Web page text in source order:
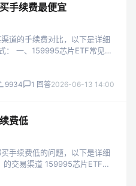
手续费最便宜
道的手续费对比，以下是详细
： 一、159995芯片ETF常见购
续费差异较大，以下是主流渠
9934 1 回答2026-06-13 14:00
费低
手续费低的问题，以下是详细
交易渠道 159995芯片ETF是
数基金，只能通过证券公司的